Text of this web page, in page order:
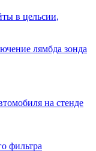
в цельсии,
лямбда зонда
на стенде
фильтра